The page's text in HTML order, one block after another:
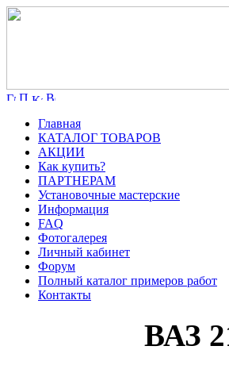
Главная
КАТАЛОГ ТОВАРОВ
АКЦИИ
Как купить?
ПАРТНЕРАМ
Установочные мастерские
Информация
FAQ
Фотогалерея
Личный кабинет
Форум
Полный каталог примеров работ
Контакты
ВАЗ